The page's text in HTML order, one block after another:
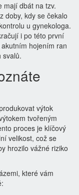
mají dbát na tzv.
doby, kdy se čekalo
u gynekologa.
i po této první
hojením ran
svalů.
výtok
tvořeným
proces je klíčový
velikost, což se
hrozilo vážné riziko
které vám